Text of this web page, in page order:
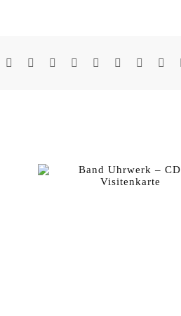
Facebook RedditLinkedInWhatsApp
Tumblr